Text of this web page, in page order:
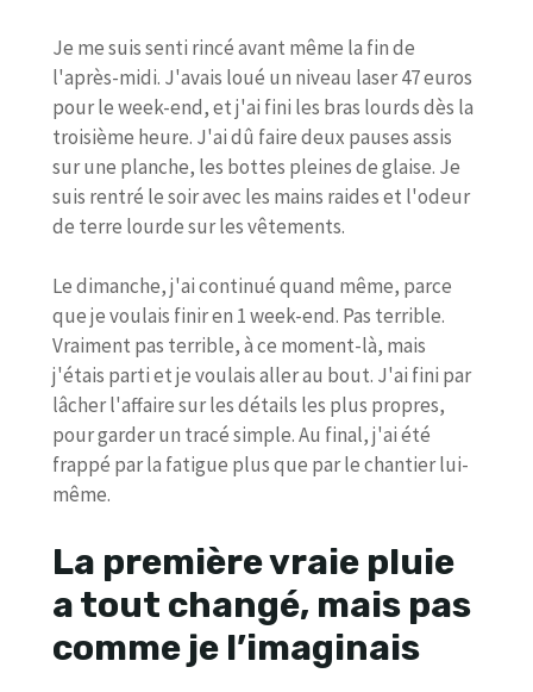
Je me suis senti rincé avant même la fin de
l'après-midi. J'avais loué un niveau laser 47 euros
pour le week-end, et j'ai fini les bras lourds dès la
troisième heure. J'ai dû faire deux pauses assis
sur une planche, les bottes pleines de glaise. Je
suis rentré le soir avec les mains raides et l'odeur
de terre lourde sur les vêtements.
Le dimanche, j'ai continué quand même, parce
que je voulais finir en 1 week-end. Pas terrible.
Vraiment pas terrible, à ce moment-là, mais
j'étais parti et je voulais aller au bout. J'ai fini par
lâcher l'affaire sur les détails les plus propres,
pour garder un tracé simple. Au final, j'ai été
frappé par la fatigue plus que par le chantier lui-
même.
La première vraie pluie
a tout changé, mais pas
comme je l’imaginais